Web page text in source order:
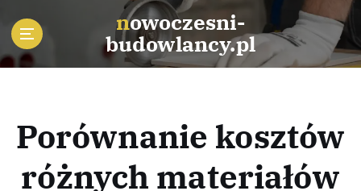
p
nowoczesni-
budowlancy.pl
Porównanie kosztów
różnych materiałów